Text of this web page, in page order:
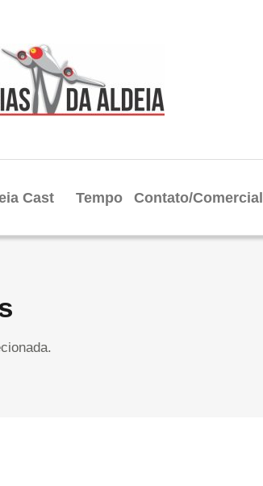
Cast Tempo Contato/Comercial